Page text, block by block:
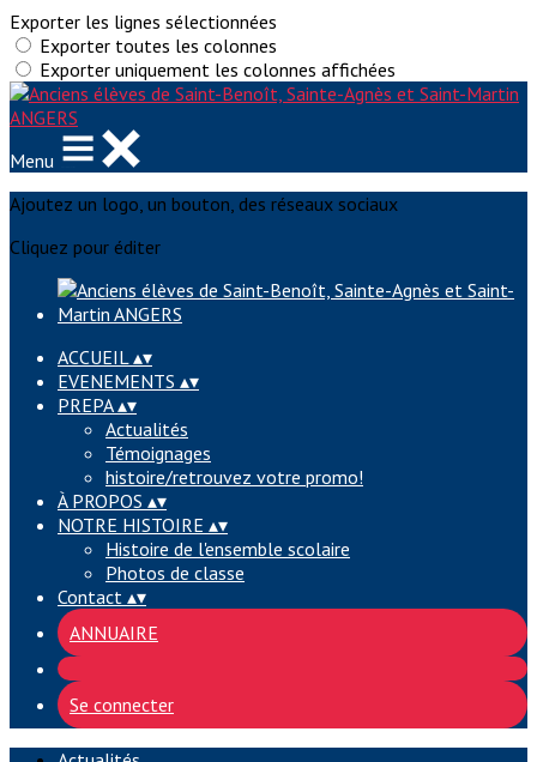
Exporter les lignes sélectionnées
Exporter toutes les colonnes
Exporter uniquement les colonnes affichées
Menu
Ajoutez un logo, un bouton, des réseaux sociaux
Cliquez pour éditer
ACCUEIL▴▾
EVENEMENTS ▴▾
PREPA▴▾
Actualités
Témoignages
histoire/retrouvez votre promo!
À PROPOS ▴▾
NOTRE HISTOIRE ▴▾
Histoire de l'ensemble scolaire
Photos de classe
Contact ▴▾
ANNUAIRE
Se connecter